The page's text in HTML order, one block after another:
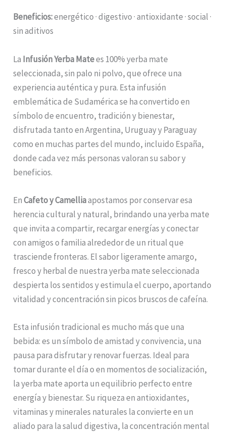
Beneficios:energético · digestivo · antioxidante · social ·
sin aditivos
La Infusión Yerba Matees 100% yerba mate
seleccionada, sin palo ni polvo, que ofrece una
experiencia auténtica y pura. Esta infusión
emblemática de Sudamérica se ha convertido en
símbolo de encuentro, tradición y bienestar,
disfrutada tanto en Argentina, Uruguay y Paraguay
como en muchas partes del mundo, incluido España,
donde cada vez más personas valoran su sabor y
beneficios.
EnCafeto y Camelliaapostamos por conservar esa
herencia cultural y natural, brindando una yerba mate
que invita a compartir, recargar energías y conectar
con amigos o familia alrededor de un ritual que
trasciende fronteras. El sabor ligeramente amargo,
fresco y herbal de nuestra yerba mate seleccionada
despierta los sentidos y estimula el cuerpo, aportando
vitalidad y concentración sin picos bruscos de cafeína.
Esta infusión tradicional es mucho más que una
bebida: es un símbolo de amistad y convivencia, una
pausa para disfrutar y renovar fuerzas. Ideal para
tomar durante el día o en momentos de socialización,
la yerba mate aporta un equilibrio perfecto entre
energía y bienestar. Su riqueza en antioxidantes,
vitaminas y minerales naturales la convierte en un
aliado para la salud digestiva, la concentración mental